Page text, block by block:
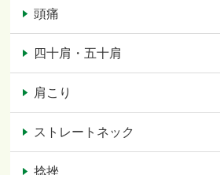
頭痛
四十肩・五十肩
肩こり
ストレートネック
捻挫